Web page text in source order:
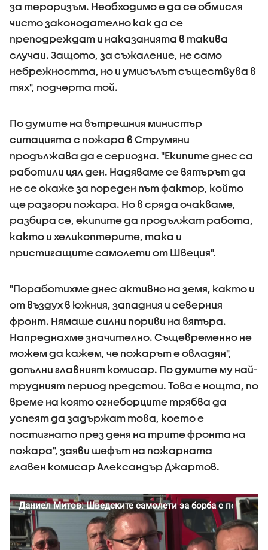
за тероризъм. Необходимо е да се обмисля
чисто законодателно как да се
преподреждат и наказанията в такива
случаи. Защото, за съжаление, не само
небрежността, но и умисълът съществува в
тях", подчерта той.
По думите на вътрешния министър
ситацията с пожара в Струмяни
продължава да е сериозна. "Екипите днес са
работили цял ден. Надяваме се вятърът да
не се окаже за пореден път фактор, който
ще разгори пожара. Но в сряда очакваме,
разбира се, екипите да продължат работа,
както и хеликоптерите, така и
пристигащите самолети от Швеция".
"Поработихме днес активно на земя, както и
от въздух в южния, западния и северния
фронт. Нямаше силни пориви на вятъра.
Напреднахме значително. Същевременно не
можем да кажем, че пожарът е овладян",
допълни главният комисар. По думите му най-
трудният период предстои. Това е нощта, по
време на която огнеборците трябва да
успеят да задържат това, което е
постигнато през деня на трите фронта на
пожара", заяви шефът на пожарната
главен комисар Александър Джартов.